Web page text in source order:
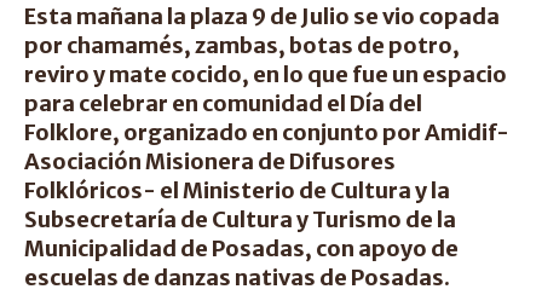
Esta mañana la plaza 9 de Julio se vio copada
por chamamés, zambas, botas de potro,
reviro y mate cocido, en lo que fue un espacio
para celebrar en comunidad el Día del
Folklore, organizado en conjunto por Amidif-
Asociación Misionera de Difusores
Folklóricos- el Ministerio de Cultura y la
Subsecretaría de Cultura y Turismo de la
Municipalidad de Posadas, con apoyo de
escuelas de danzas nativas de Posadas.